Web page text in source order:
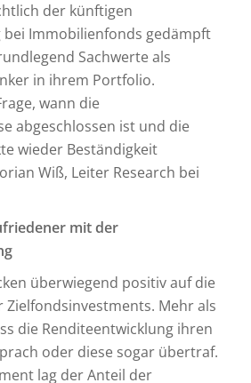
der künftigen
Immobilienfonds gedämpft
Sachwerte als
in ihrem Portfolio.
wann die
abgeschlossen ist und die
wieder Beständigkeit
Wiß, Leiter Research bei
mit der
überwiegend positiv auf die
Mehr als
die Renditeentwicklung ihren
oder diese sogar übertraf.
lag der Anteil der